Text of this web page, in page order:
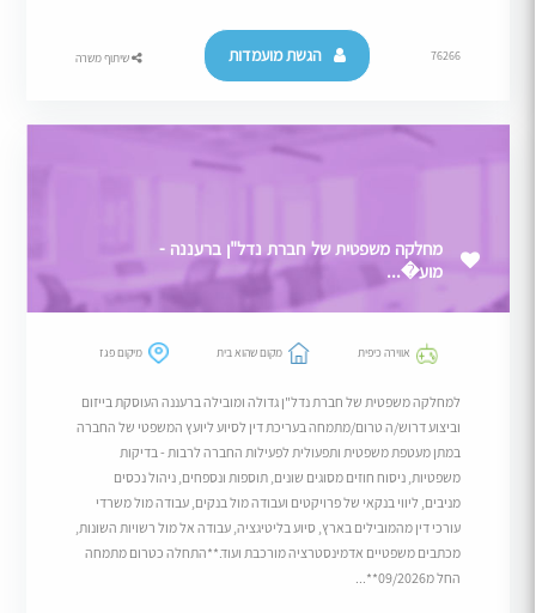
76266 הגשת מועמדות שיתוף משרה
מחלקה משפטית של חברת נדל"ן ברעננה -
מוע�...
אווירה כיפית מקום שהוא בית מיקום פגז
למחלקה משפטית של חברת נדל"ן גדולה ומובילה ברעננה העוסקת בייזום
וביצוע דרוש/ה טרום/מתמחה בעריכת דין לסיוע ליועץ המשפטי של החברה
במתן מעטפת משפטית ותפעולית לפעילות החברה לרבות - בדיקות
משפטיות, ניסוח חוזים מסוגים שונים, תוספות ונספחים, ניהול נכסים
מניבים, ליווי בנקאי של פרויקטים ועבודה מול בנקים, עבודה מול משרדי
עורכי דין מהמובילים בארץ, סיוע בליטיגציה, עבודה אל מול רשויות השונות,
מכתבים משפטיים אדמינסטרציה מורכבת ועוד.**התחלה כטרום מתמחה
החל מ09/2026**...